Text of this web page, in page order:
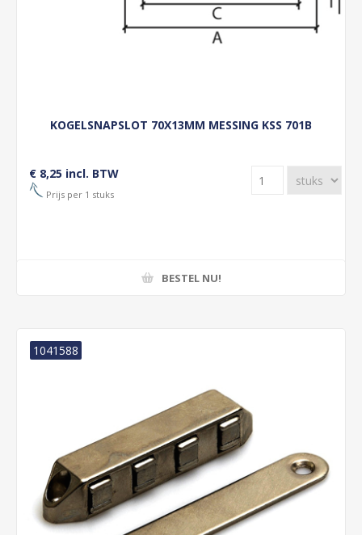
KOGELSNAPSLOT 70X13MM MESSING KSS 701B
€ 8,25 incl. BTW
Prijs per 1 stuks
BESTEL NU!
1041588